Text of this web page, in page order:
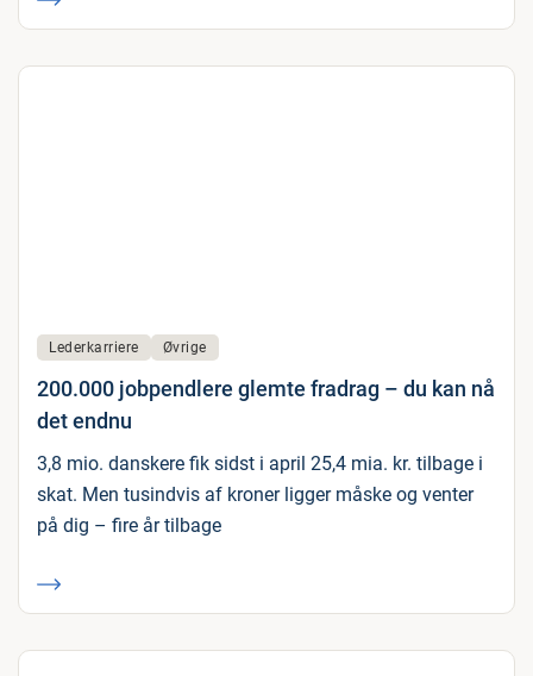
Lederkarriere Øvrige
200.000 jobpendlere glemte fradrag – du kan nå
det endnu
3,8 mio. danskere fik sidst i april 25,4 mia. kr. tilbage i
skat. Men tusindvis af kroner ligger måske og venter
på dig – fire år tilbage